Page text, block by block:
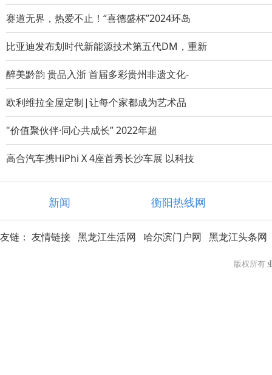
赛道无界，热爱不止！“喜德盛杯”2024环岛
比亚迪发布划时代新能源技术第五代DM，重新
醉美黔韵 贵品入浙 首届多彩贵州非遗文化-
欧利维拉全屋定制|让每个家都成为艺术品
"价值聚伙伴·同心共成长” 2022年超
高合汽车携HiPhi X 4座首秀长沙车展 以科技
新闻 衡阳热线网
友链： 友情链接 黑龙江生活网 哈尔滨门户网 黑龙江头条网
版权所有